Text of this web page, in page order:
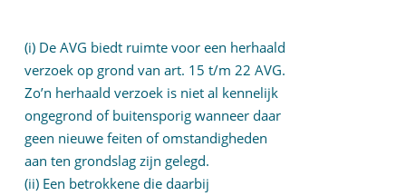
(i) De AVG biedt ruimte voor een herhaald
verzoek op grond van art. 15 t/m 22 AVG.
Zo’n herhaald verzoek is niet al kennelijk
ongegrond of buitensporig wanneer daar
geen nieuwe feiten of omstandigheden
aan ten grondslag zijn gelegd.
(ii) Een betrokkene die daarbij